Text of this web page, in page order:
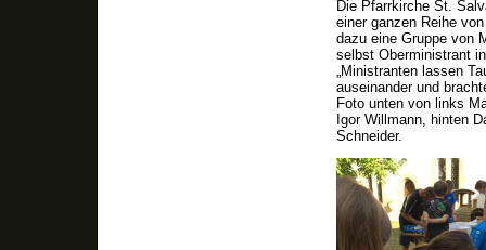
Die Pfarrkirche St.
einer ganzen Reihe
dazu eine Gruppe von
selbst Oberministrant
„Ministranten lassen
auseinander und
Foto unten von links
Igor Willmann, hinten
Schneider.